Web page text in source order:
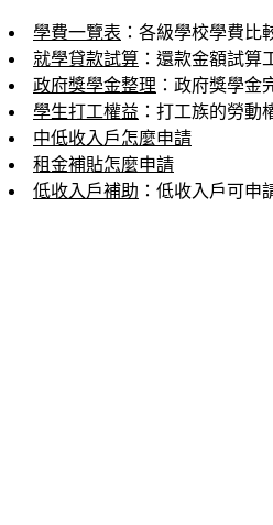
學費一覽表 ：各級學校學費比
就學貸款試算 ：還款金額試算
政府獎學金整理 ：政府獎學金
學生打工權益 ：打工族的勞動
中低收入戶怎麼申請
租金補貼怎麼申請
低收入戶補助 ：低收入戶可申